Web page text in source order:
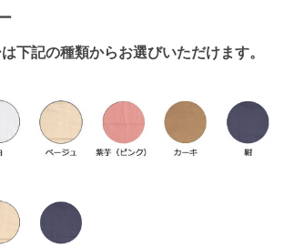
下記の種類からお選びいただけます。